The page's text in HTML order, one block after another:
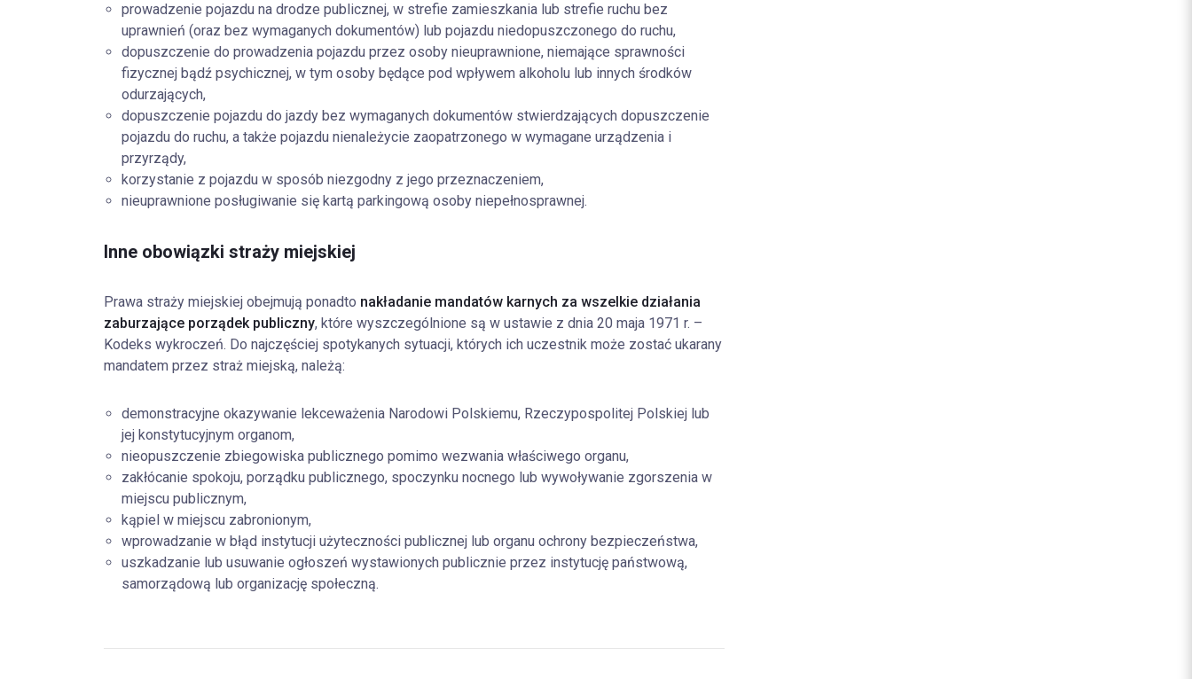
prowadzenie pojazdu na drodze publicznej, w strefie zamieszkania lub strefie ruchu bez
uprawnień (oraz bez wymaganych dokumentów) lub pojazdu niedopuszczonego do ruchu,
dopuszczenie do prowadzenia pojazdu przez osoby nieuprawnione, niemające sprawności
fizycznej bądź psychicznej, w tym osoby będące pod wpływem alkoholu lub innych środków
odurzających,
dopuszczenie pojazdu do jazdy bez wymaganych dokumentów stwierdzających dopuszczenie
pojazdu do ruchu, a także pojazdu nienależycie zaopatrzonego w wymagane urządzenia i
przyrządy,
korzystanie z pojazdu w sposób niezgodny z jego przeznaczeniem,
nieuprawnione posługiwanie się kartą parkingową osoby niepełnosprawnej.
Inne obowiązki straży miejskiej
Prawa straży miejskiej obejmują ponadto nakładanie mandatów karnych za wszelkie działania
zaburzające porządek publiczny, które wyszczególnione są w ustawie z dnia 20 maja 1971 r. –
Kodeks wykroczeń. Do najczęściej spotykanych sytuacji, których ich uczestnik może zostać ukarany
mandatem przez straż miejską, należą:
demonstracyjne okazywanie lekceważenia Narodowi Polskiemu, Rzeczypospolitej Polskiej lub
jej konstytucyjnym organom,
nieopuszczenie zbiegowiska publicznego pomimo wezwania właściwego organu,
zakłócanie spokoju, porządku publicznego, spoczynku nocnego lub wywoływanie zgorszenia w
miejscu publicznym,
kąpiel w miejscu zabronionym,
wprowadzanie w błąd instytucji użyteczności publicznej lub organu ochrony bezpieczeństwa,
uszkadzanie lub usuwanie ogłoszeń wystawionych publicznie przez instytucję państwową,
samorządową lub organizację społeczną.